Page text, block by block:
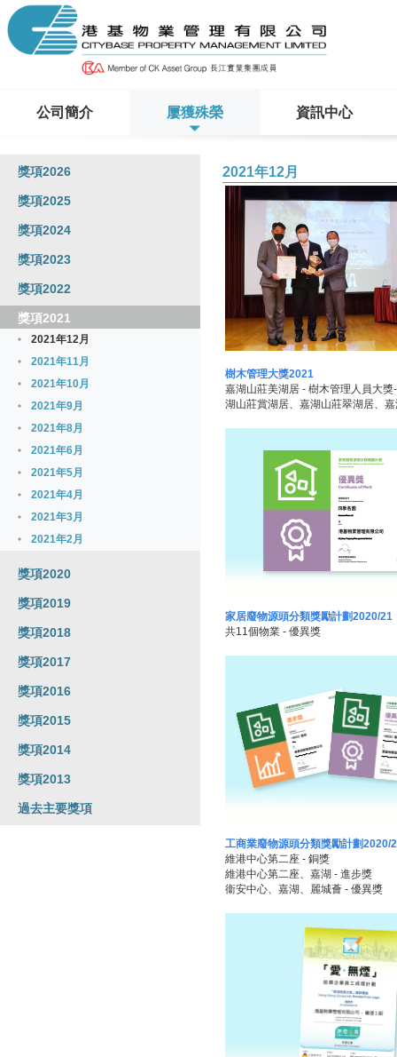
公司簡介 屢獲殊榮 資訊中心
獎項2026
獎項2025
獎項2024
獎項2023
獎項2022
獎項2021
2021年12月
2021年11月
2021年10月
2021年9月
2021年8月
2021年6月
2021年5月
2021年4月
2021年3月
2021年2月
獎項2020
獎項2019
獎項2018
獎項2017
獎項2016
獎項2015
獎項2014
獎項2013
過去主要獎項
2021年12月
樹木管理大獎2021
嘉湖山莊美湖居 - 樹木管理人員大獎
湖山莊賞湖居、嘉湖山莊翠湖居、
家居廢物源頭分類獎勵計劃2020/21
共11個物業 - 優異獎
工商業廢物源頭分類獎勵計劃2020/
維港中心第二座 - 銅獎
維港中心第二座、嘉湖 - 進步獎
衞安中心、嘉湖、麗城薈 - 優異獎